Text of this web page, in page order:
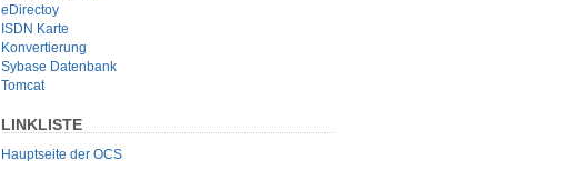
eDirectoy
ISDN Karte
Konvertierung
Sybase Datenbank
Tomcat
LINKLISTE
Hauptseite der OCS